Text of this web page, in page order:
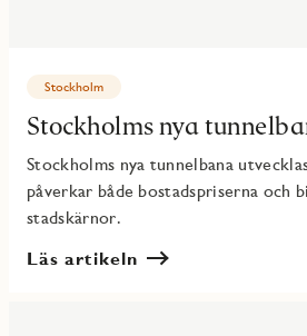
Stockholm
Stockholms nya
Stockholms nya tunnelbana
påverkar både bostadspriserna och
stadskärnor.
Läs artikeln